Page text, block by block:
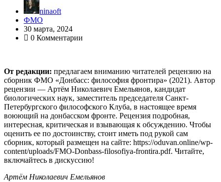
ninaoft
ФМО
30 марта, 2024
0 Комментарии
От редакции: предлагаем вниманию читателей рецензию на
сборник ФМО «Донбасс: философия фронтира» (2021). Автор
рецензии — Артём Николаевич Емельянов, кандидат
биологических наук, заместитель председателя Санкт-
Петербургского философского Клуба, в настоящее время
воюющий на донбасском фронте. Рецензия подробная,
интересная, критическая и взывающая к обсуждению. Чтобы
оценить ее по достоинству, стоит иметь под рукой сам
сборник, который размещен на сайте: https://oduvan.online/wp-
content/uploads/FMO-Donbass-filosofiya-frontira.pdf. Читайте,
включайтесь в дискуссию!
Артём Николаевич Емельянов